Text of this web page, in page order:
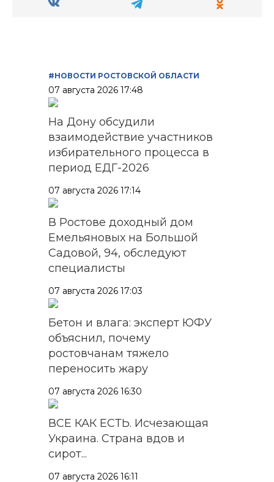
#НОВОСТИ РОСТОВСКОЙ ОБЛАСТИ
07 августа 2026 17:48
На Дону обсудили
взаимодействие участников
избирательного процесса в
период ЕДГ-2026
07 августа 2026 17:14
В Ростове доходный дом
Емельяновых на Большой
Садовой, 94, обследуют
специалисты
07 августа 2026 17:03
Бетон и влага: эксперт ЮФУ
объяснил, почему
ростовчанам тяжело
переносить жару
07 августа 2026 16:30
ВСЕ КАК ЕСТЬ. Исчезающая
Украина. Страна вдов и
сирот...
07 августа 2026 16:11